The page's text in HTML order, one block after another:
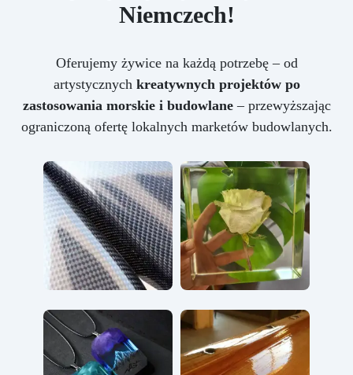
Niemczech!
Oferujemy żywice na każdą potrzebę – od
artystycznych kreatywnych projektów po
zastosowania morskie i budowlane– przewyższając
ograniczoną ofertę lokalnych marketów budowlanych.